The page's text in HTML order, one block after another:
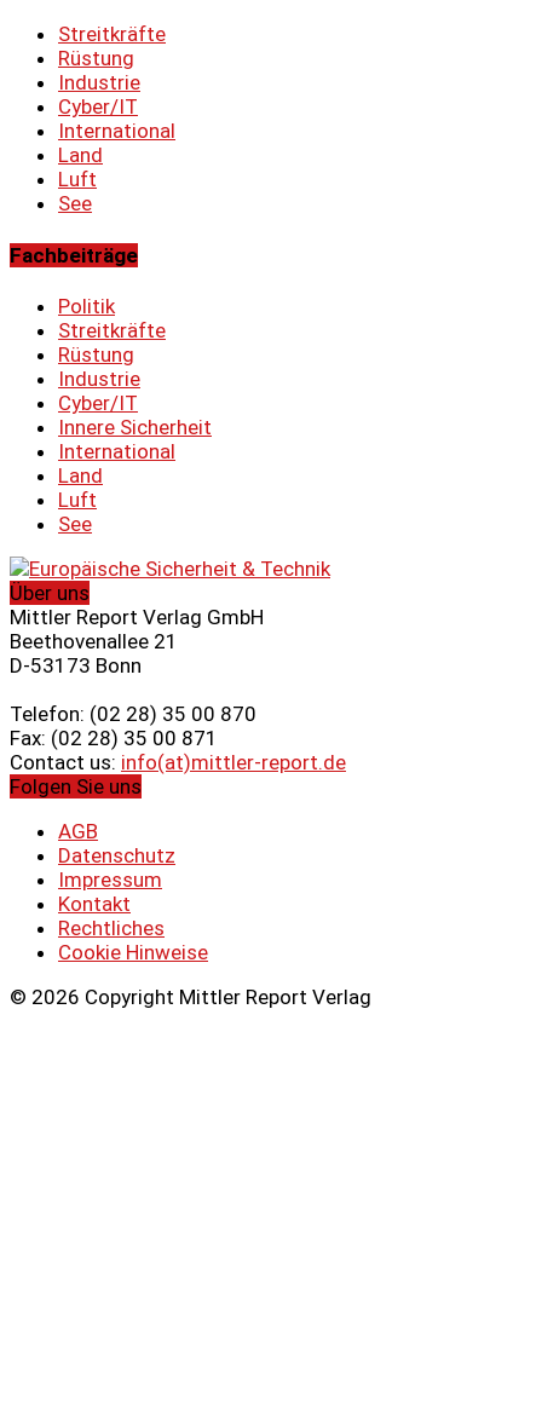
Streitkräfte
Rüstung
Industrie
Cyber/IT
International
Land
Luft
See
Fachbeiträge
Politik
Streitkräfte
Rüstung
Industrie
Cyber/IT
Innere Sicherheit
International
Land
Luft
See
Über uns
Mittler Report Verlag GmbH
Beethovenallee 21
D-53173 Bonn
Telefon: (02 28) 35 00 870
Fax: (02 28) 35 00 871
Contact us: info(at)mittler-report.de
Folgen Sie uns
AGB
Datenschutz
Impressum
Kontakt
Rechtliches
Cookie Hinweise
© 2026 Copyright Mittler Report Verlag